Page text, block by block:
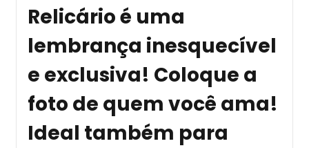
Relicário é uma
lembrança inesquecível
e exclusiva! Coloque a
foto de quem você ama!
Ideal também para